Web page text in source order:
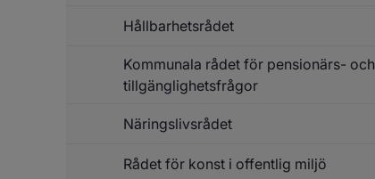
Hållbarhetsrådet
Kommunala rådet för pensionärs- och
tillgänglighetsfrågor
Näringslivsrådet
Rådet för konst i offentlig miljö